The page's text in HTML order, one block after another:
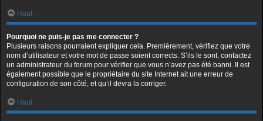
Haut
Pourquoi ne puis-je pas me connecter ?
Plusieurs raisons pourraient expliquer cela. Premièrement, vérifiez que votre
nom d’utilisateur et votre mot de passe soient corrects. S’ils le sont, contactez
un administrateur du forum pour vérifier que vous n’avez pas été banni. Il est
également possible que le propriétaire du site Internet ait une erreur de
configuration de son côté, et qu’il devra la corriger.
Haut